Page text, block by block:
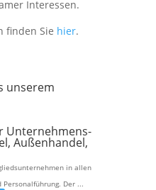
Interessen.
finden Sie hier.
unserem
Unternehmens­
Außen­handel,
in allen
Personalführung. Der ...